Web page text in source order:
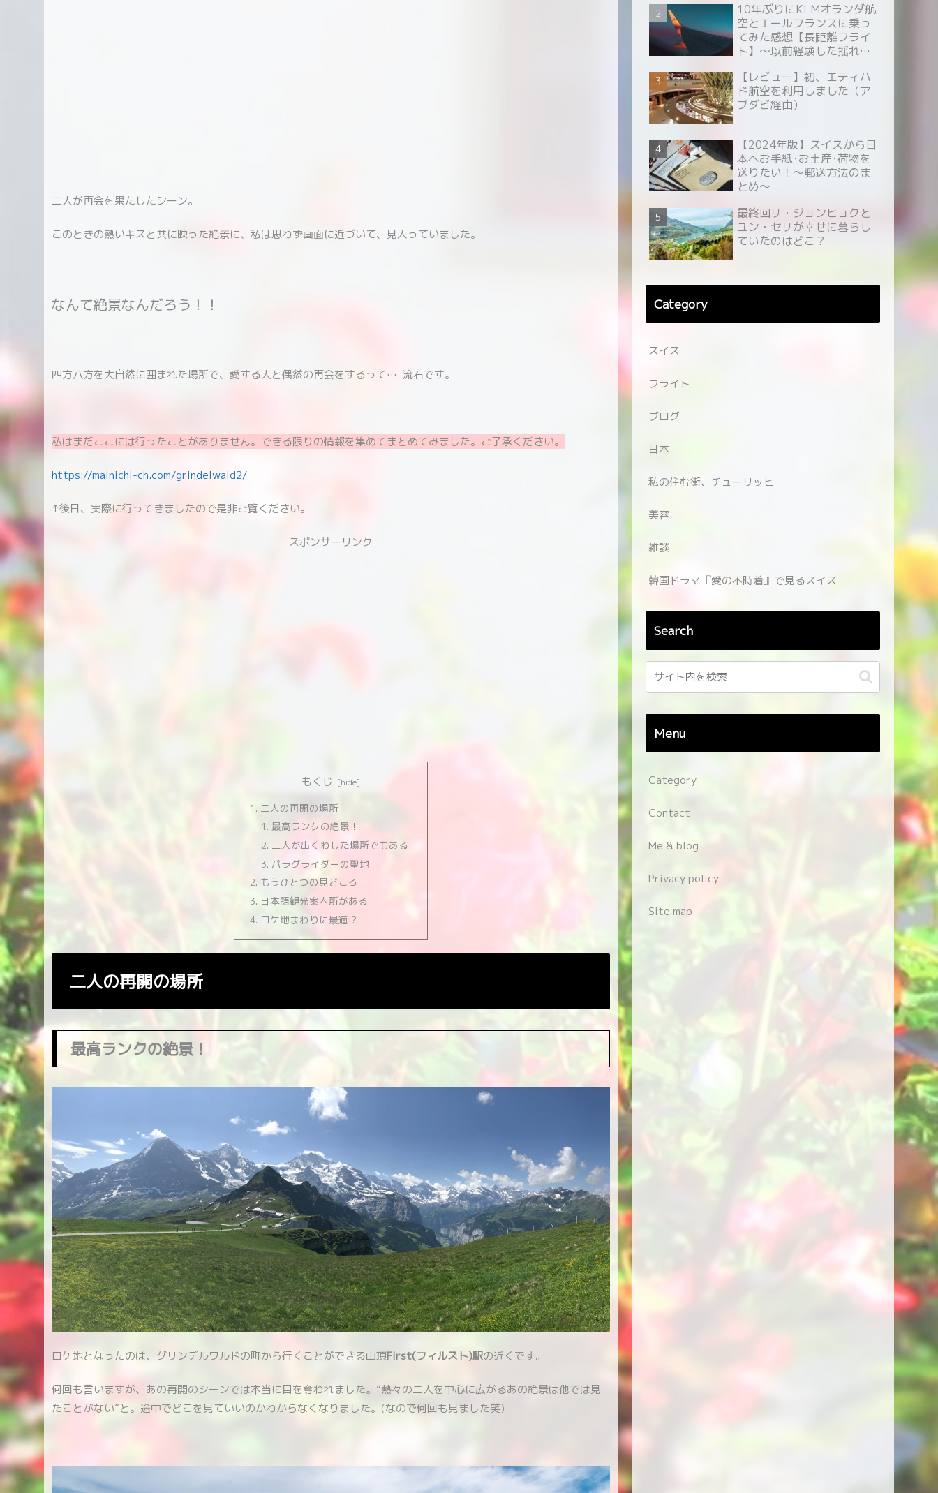
二人が再会を果たしたシーン。
このときの熱いキスと共に映った絶景に、私は思わず画面に近づいて、見入っていました。
なんて絶景なんだろう！！
四方八方を大自然に囲まれた場所で、愛する人と偶然の再会をするって…. 流石です。
私はまだここには行ったことがありません。できる限りの情報を集めてまとめてみました。ご了承ください。
https://mainichi-ch.com/grindelwald2/
↑後日、実際に行ってきましたので是非ご覧ください。
スポンサーリンク
もくじ
二人の再開の場所
最高ランクの絶景！
三人が出くわした場所でもある
パラグライダーの聖地
もうひとつの見どころ
日本語観光案内所がある
ロケ地まわりに最適!?
二人の再開の場所
最高ランクの絶景！
ロケ地となったのは、グリンデルワルドの町から行くことができる山頂First(フィルスト)駅の近くです。
何回も言いますが、あの再開のシーンでは本当に目を奪われました。”熱々の二人を中心に広がるあの絶景は他では見
たことがない”と。途中でどこを見ていいのかわからなくなりました。(なので何回も見ました笑)
10年ぶりにKLMオランダ航
空とエールフランスに乗っ
てみた感想【長距離フライ
ト】～以前経験した揺れ～
【レビュー】初、エティハ
ド航空を利用しました（ア
ブダビ経由）
【2024年版】スイスから日
本へお手紙･お土産･荷物を
送りたい！～郵送方法のま
とめ～
最終回リ・ジョンヒョクと
ユン・セリが幸せに暮らし
ていたのはどこ？
Category
スイス
フライト
ブログ
日本
私の住む街、チューリッヒ
美容
雑談
韓国ドラマ『愛の不時着』で見るスイス
Search
Menu
Category
Contact
Me & blog
Privacy policy
Site map